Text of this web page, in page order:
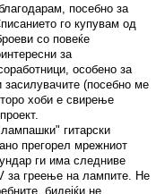
посебно за
го купувам од
со повеќе
за
особено за
засилувачите (посебно ме
хоби е свирење
гитарски
прегорел мрежниот
ги има следниве
за греење на лампите. Не
бидејќи не